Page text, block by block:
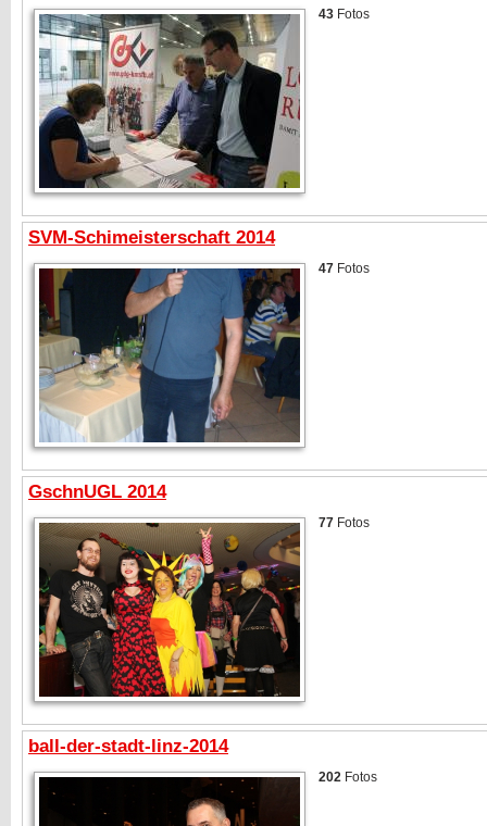
43 Fotos
SVM-Schimeisterschaft 2014
47 Fotos
GschnUGL 2014
77 Fotos
ball-der-stadt-linz-2014
202 Fotos